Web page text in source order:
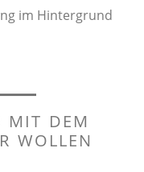
im Hintergrund
MIT DEM
WOLLEN